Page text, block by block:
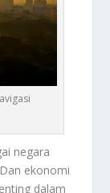
negara
ekonomi
dalam